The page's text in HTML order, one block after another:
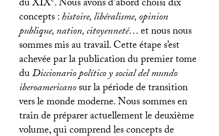
duXIX. Nous avons d’abord choisi dix
concepts :histoire, libéralisme, opinion
publique, nation, citoyenneté… et nous nous
sommes mis au travail. Cette étape s’est
achevée par la publication du premier tome
duDiccionario político y social del mundo
iberoamericanosur la période de transition
vers le monde moderne. Nous sommes en
train de préparer actuellement le deuxième
volume, qui comprend les concepts de